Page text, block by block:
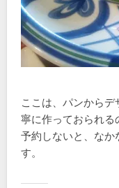
ここは、パンから
寧に作っておられる
予約しないと、な
す。